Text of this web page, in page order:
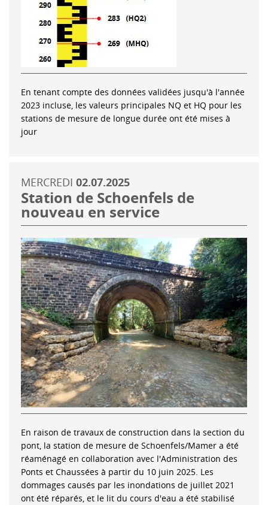
En tenant compte des données validées jusqu'à l'année
2023 incluse, les valeurs principales NQ et HQ pour les
stations de mesure de longue durée ont été mises à
jour
MERCREDI 02.07.2025
Station de Schoenfels de
nouveau en service
En raison de travaux de construction dans la section du
pont, la station de mesure de Schoenfels/Mamer a été
réaménagé en collaboration avec l'Administration des
Ponts et Chaussées à partir du 10 juin 2025. Les
dommages causés par les inondations de juillet 2021
ont été réparés, et le lit du cours d'eau a été stabilisé